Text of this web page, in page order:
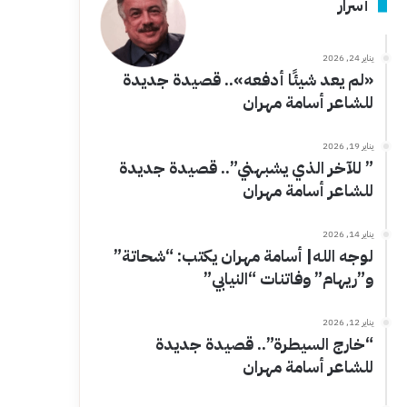
أسرار
يناير 24, 2026
«لم يعد شيئًا أدفعه».. قصيدة جديدة
للشاعر أسامة مهران
يناير 19, 2026
” للآخر الذي يشبهني”.. قصيدة جديدة
للشاعر أسامة مهران
يناير 14, 2026
لوجه الله| أسامة مهران يكتب: “شحاتة”
و”ريهام” وفاتنات “النيابي”
يناير 12, 2026
“خارج السيطرة”.. قصيدة جديدة
للشاعر أسامة مهران